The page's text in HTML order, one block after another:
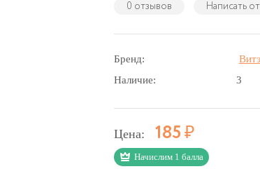
0 отзывов Написать
Бренд:
Наличие:
3
Цена: 185
Начислим 1 балла